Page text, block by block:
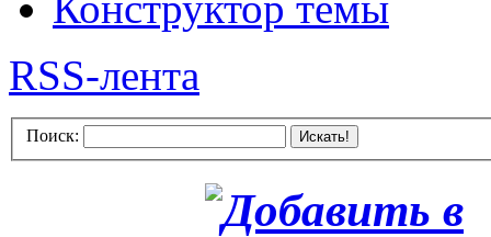
RSS-лента
Поиск: Искать!